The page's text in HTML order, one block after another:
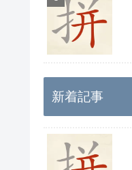
新着記事